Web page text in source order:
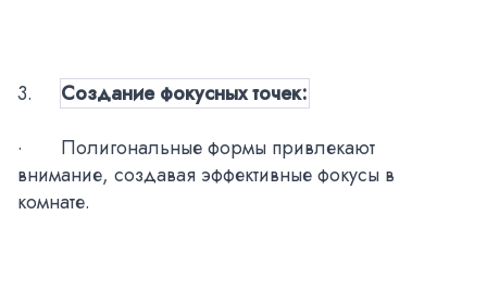
3. Создание фокусных точек:
· Полигональные формы привлекают
внимание, создавая эффективные фокусы в
комнате.